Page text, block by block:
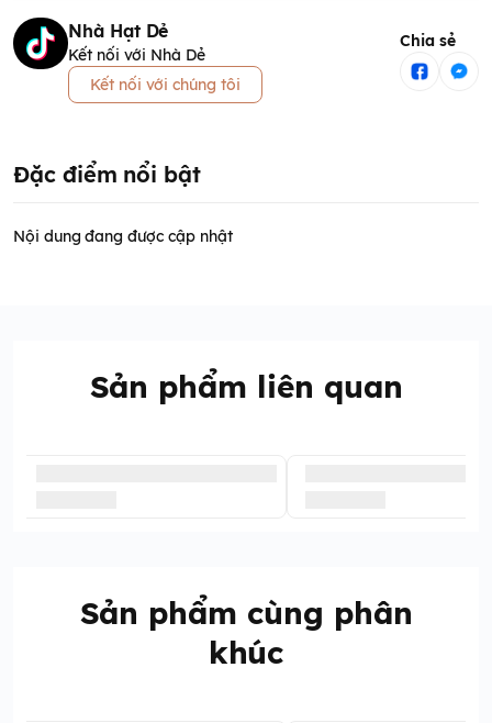
Nhà Hạt Dẻ
Kết nối với Nhà Dẻ
Kết nối với chúng tôi
Chia sẻ
Đặc điểm nổi bật
Nội dung đang được cập nhật
Sản phẩm liên quan
Sản phẩm cùng phân
khúc